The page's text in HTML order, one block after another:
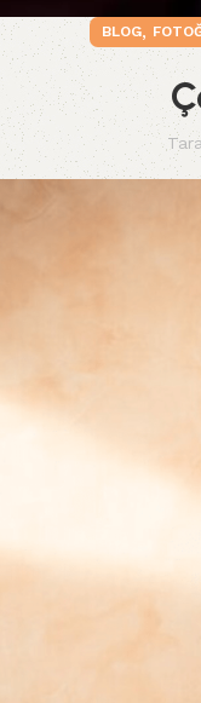
BLOG,